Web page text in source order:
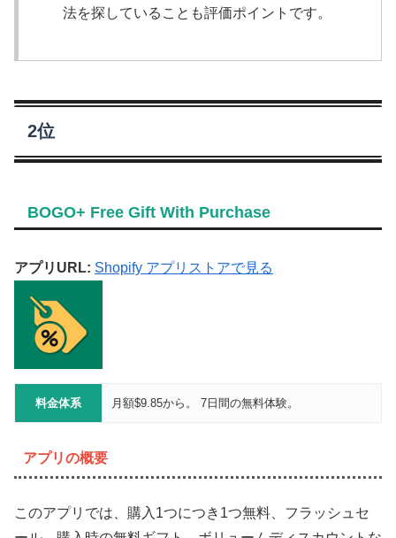
法を探していることも評価ポイントです。
2位
BOGO+ Free Gift With Purchase
アプリURL: Shopify アプリストアで見る
料金体系 月額$9.85から。 7日間の無料体験。
アプリの概要
このアプリでは、購入1つにつき1つ無料、フラッシュセ